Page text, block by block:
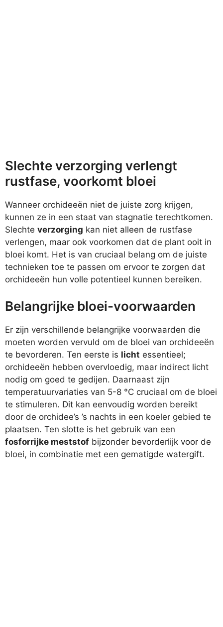
Slechte verzorging verlengt
rustfase, voorkomt bloei
Wanneer orchideeën niet de juiste zorg krijgen,
kunnen ze in een staat van stagnatie terechtkomen.
Slechte verzorging kan niet alleen de rustfase
verlengen, maar ook voorkomen dat de plant ooit in
bloei komt. Het is van cruciaal belang om de juiste
technieken toe te passen om ervoor te zorgen dat
orchideeën hun volle potentieel kunnen bereiken.
Belangrijke bloei-voorwaarden
Er zijn verschillende belangrijke voorwaarden die
moeten worden vervuld om de bloei van orchideeën
te bevorderen. Ten eerste is licht essentieel;
orchideeën hebben overvloedig, maar indirect licht
nodig om goed te gedijen. Daarnaast zijn
temperatuurvariaties van 5-8 °C cruciaal om de bloei
te stimuleren. Dit kan eenvoudig worden bereikt
door de orchidee’s ’s nachts in een koeler gebied te
plaatsen. Ten slotte is het gebruik van een
fosforrijke meststof bijzonder bevorderlijk voor de
bloei, in combinatie met een gematigde watergift.